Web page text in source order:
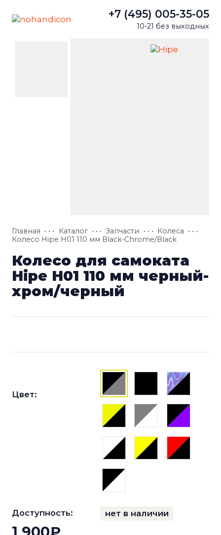
+7 (495) 005-35-05
10-21 без выходных
Главная • • • Каталог • • • Запчасти • • • Колеса • • •
Колесо Hipe H01 110 мм Black-Chrome/Black
Колесо для самоката
Hipe H01 110 мм черный-
хром/черный
Цвет:
Доступность: нет в наличии